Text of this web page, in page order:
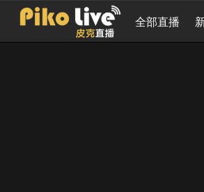
全部直播